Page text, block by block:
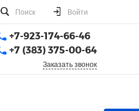
Поиск Войти
+7-923-174-66-46
+7 (383) 375-00-64
Заказать звонок